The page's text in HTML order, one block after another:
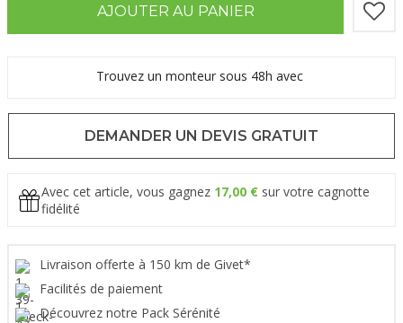
AJOUTER AU PANIER
Trouvez un monteur sous 48h avec
DEMANDER UN DEVIS GRATUIT
Avec cet article, vous gagnez 17,00 € sur votre cagnotte
fidélité
Livraison offerte à 150 km de Givet*
Facilités de paiement
Découvrez notre Pack Sérénité